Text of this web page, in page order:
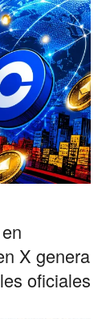
X genera
oficiales